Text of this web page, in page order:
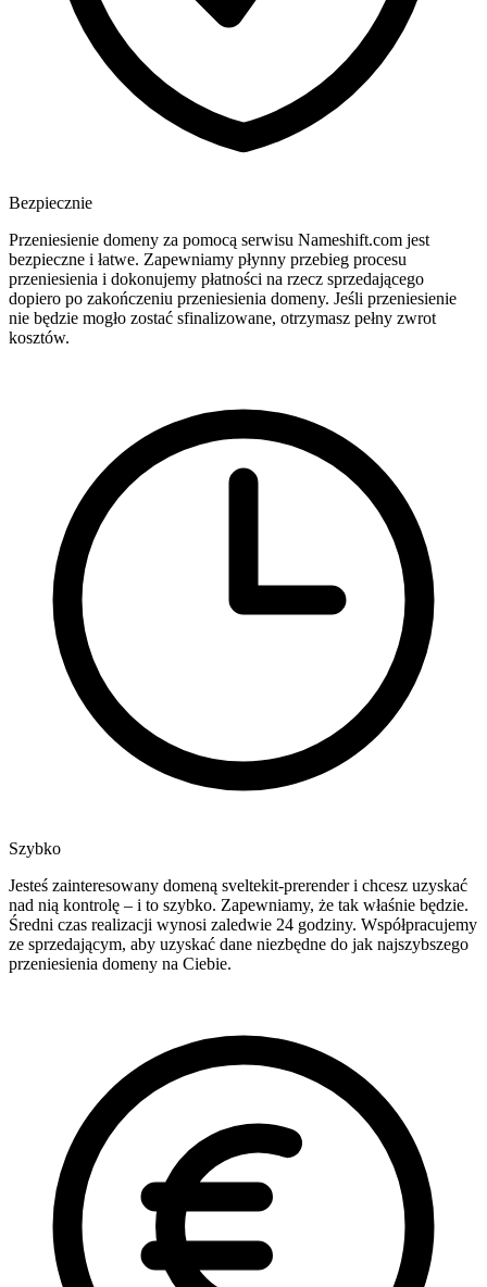
Bezpiecznie
Przeniesienie domeny za pomocą serwisu Nameshift.com jest
bezpieczne i łatwe. Zapewniamy płynny przebieg procesu
przeniesienia i dokonujemy płatności na rzecz sprzedającego
dopiero po zakończeniu przeniesienia domeny. Jeśli przeniesienie
nie będzie mogło zostać sfinalizowane, otrzymasz pełny zwrot
kosztów.
Szybko
Jesteś zainteresowany domeną sveltekit-prerender i chcesz uzyskać
nad nią kontrolę – i to szybko. Zapewniamy, że tak właśnie będzie.
Średni czas realizacji wynosi zaledwie 24 godziny. Współpracujemy
ze sprzedającym, aby uzyskać dane niezbędne do jak najszybszego
przeniesienia domeny na Ciebie.